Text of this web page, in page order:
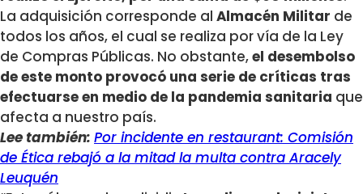
La adquisición corresponde al Almacén Militar de
todos los años, el cual se realiza por vía de la Ley
de Compras Públicas. No obstante,el desembolso
de este monto provocó una serie de críticas tras
efectuarse en medio de la pandemia sanitaria que
afecta a nuestro país.
Lee también: Por incidente en restaurant: Comisión
de Ética rebajó a la mitad la multa contra Aracely
Leuquén